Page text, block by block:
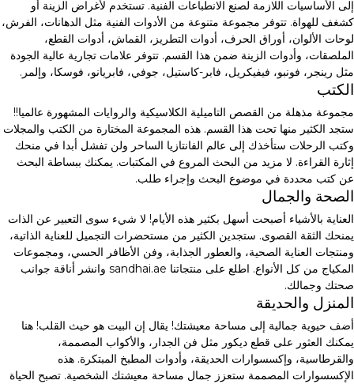
إلى الأساسيات اللازمة لصنع الانطباعات الفنية. تستخدم لأغراض الزينة أو
كشغف للهواة. تتوفر مجموعة متنوعة من الأدوات الفنية مثل الدهانات، الفرش،
لوحات الألوان، أوراق الحرف، أدوات التطريز، القماش، أدوات القطع،
الملصقات، وأدوات الزينة ضمن هذا القسم. تتوفر علامات تجارية عالية الجودة
مثل رينجر، فونبو، فيفيكريل، فابر-كاستيل، جوفي، فابريانو، فوسكا، وإلمر.
الكتب
مجموعة مذهلة من القصص التاميلية الكلاسيكية والروايات المشهورة عالميا!!
ستجد الكثير منها تحت هذا القسم. هذه المجموعة المختارة من الكتب والمجلات
وكتب الرحلات ستأخذك إلى عالم الفانتازيا الساحر ولن تفشل أبدا في منحك
إثارة القراءة. لا مزيد من البحث المروع في المكتبات. يمكنك ببساطة البحث
عن كتب محددة في موضوع البحث وإجراء طلب.
الصحة والجمال
العناية بالأشياء أصبحت أسهل بكثير هذه الأيام! لا شيء سوى التعبير عن الذات
يمنحك الثقة القصوى. ستجدين الكثير من مستحضرات التجميل للعناية الذاتية،
ومنتجات العناية الصحية، والعطور الجذابة، وفن الأظافر الحسي، ومجموعات
المكياج من كل الأنواع. اطلع على منتجاتنا sandhai.ae وانشر أناقة جوانب
صحتك وجمالك.
المنزل والحديقة
أضف حيوية جمالية إلى مساحة معيشتك! يقال إن البيت هو حيث القلب! هنا
يمكنك العثور على قطع ديكور مثل فن الجدار، والأكواب المصممة،
والقرطاسية، وإكسسوارات الحديقة، وأدوات المطبخ المبتكرة. هذه
الإكسسوارات المصممة ستعزز جمال مساحة معيشتك الشخصية. تصبح الحياة